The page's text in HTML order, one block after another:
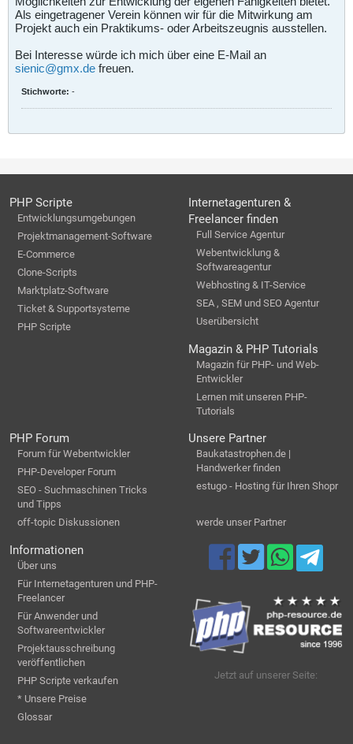
Als eingetragener Verein können wir für die Mitwirkung am
Projekt auch ein Praktikums- oder Arbeitszeugnis ausstellen.
Bei Interesse würde ich mich über eine E-Mail an
sienic@gmx.de freuen.
Stichworte: -
PHP Scripte
Entwicklungsumgebungen
Projektmanagement-Software
E-Commerce
Clone-Scripts
Marktplatz-Software
Ticket & Supportsysteme
PHP Scripte
Internetagenturen &
Freelancer finden
Full Service Agentur
Webentwicklung &
Softwareagentur
Webhosting & IT-Service
SEA , SEM und SEO Agentur
Userübersicht
Magazin & PHP Tutorials
Magazin für PHP- und Web-
Entwickler
Lernen mit unseren PHP-
Tutorials
PHP Forum
Forum für Webentwickler
PHP-Developer Forum
SEO - Suchmaschinen Tricks
und Tipps
off-topic Diskussionen
Unsere Partner
Baukatastrophen.de |
Handwerker finden
estugo - Hosting für Ihren Shopr
werde unser Partner
Informationen
Über uns
Für Internetagenturen und PHP-
Freelancer
Für Anwender und
Softwareentwickler
Projektausschreibung
veröffentlichen
PHP Scripte verkaufen
* Unsere Preise
Glossar
Jetzt auf unserer Seite: